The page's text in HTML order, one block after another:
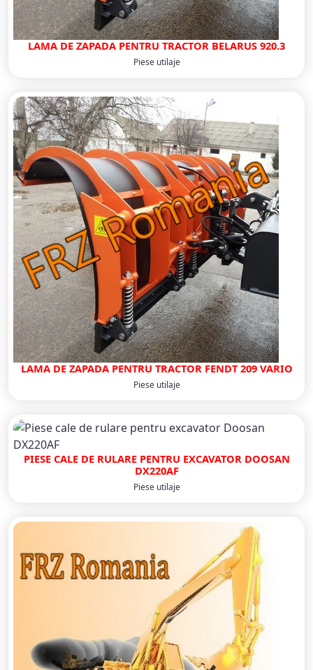
LAMA DE ZAPADA PENTRU TRACTOR BELARUS 920.3
Piese utilaje
LAMA DE ZAPADA PENTRU TRACTOR FENDT 209 VARIO
Piese utilaje
PIESE CALE DE RULARE PENTRU EXCAVATOR DOOSAN
DX220AF
Piese utilaje